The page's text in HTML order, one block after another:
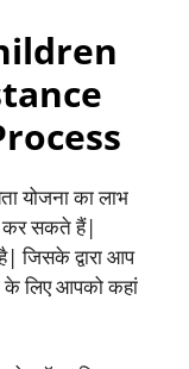
योजना का लाभ
कर सकते हैं|
जिसके द्वारा आप
लिए आपको कहां